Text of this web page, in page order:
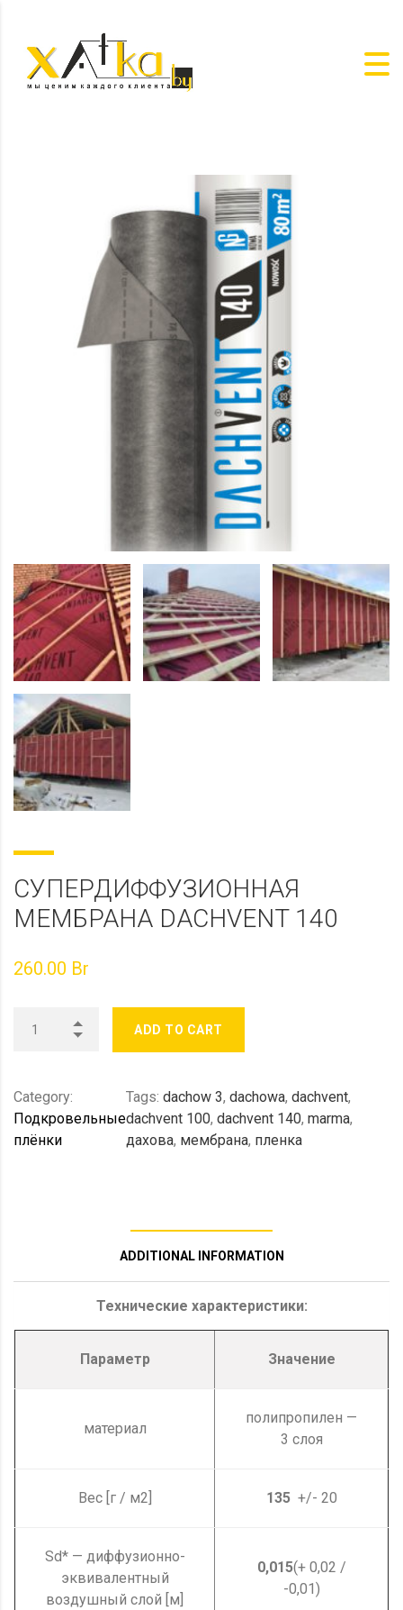
СУПЕРДИФФУЗИОННАЯ
МЕМБРАНА DACHVENT 140
260.00 Br
ADD TO CART
Category:
Подкровельные
плёнки
Tags: dachow 3, dachowa, dachvent,
dachvent 100, dachvent 140, marma,
дахова, мембрана, пленка
ADDITIONAL INFORMATION
Технические характеристики:
Параметр Значение
материал
полипропилен —
3 слоя
Вес [г / м2] 135 +/- 20
Sd* — диффузионно-
эквивалентный
воздушный слой [м]
0,015(+ 0,02 /
-0,01)